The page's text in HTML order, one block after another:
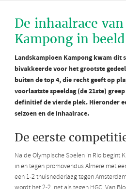
De inhaalrace
Kampong in
Landskampioen Kampong kwam dit
bivakkeerde voor het grootste
buiten de top 4, die recht geeft op
voorlaatste speeldag (de 21ste)
definitief de vierde plek. Hieronder
seizoen en de inhaalrace.
De eerste
Na de Olympische Spelen in Rio begint
in en tegen promovendus Almere met
een 1-2 thuisnederlaag tegen